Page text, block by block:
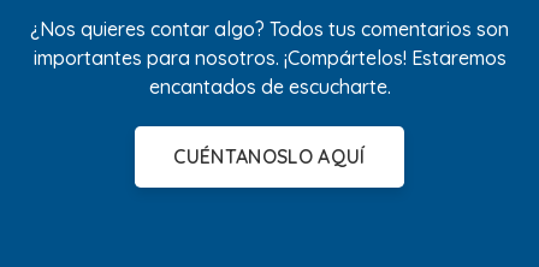
¿Nos quieres contar algo? Todos tus comentarios son
importantes para nosotros. ¡Compártelos! Estaremos
encantados de escucharte.
CUÉNTANOSLO AQUÍ